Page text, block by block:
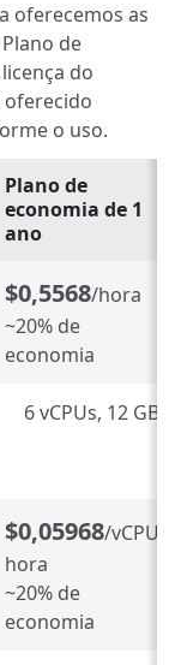
oferecemos as
de
do
oferecido
o uso.
Plano de
economia de 1
ano
$0,5568/hora
~20% de
economia
6 vCPUs, 12 GB
$0,05968/vCPU-
hora
~20% de
economia